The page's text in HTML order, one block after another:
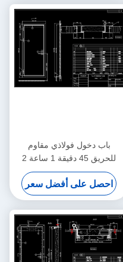
باب دخول فولاذي مقاوم
للحريق 45 دقيقة 1 ساعة 2
ساعة باب زجاجي مقاوم
للحريق
احصل على أفضل سعر